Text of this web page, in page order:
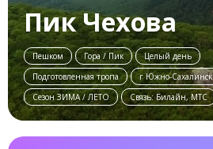
Пик Чехова
Пешком Гора / Пик
Целый день
Подготовленная тропа
г Южно-Сахалинск
Сезон ЗИМА / ЛЕТО
Связь: Билайн, МТС